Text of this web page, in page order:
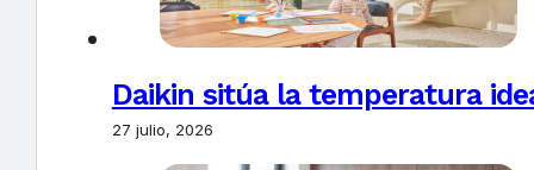
Daikin sitúa la temperatura
27 julio, 2026